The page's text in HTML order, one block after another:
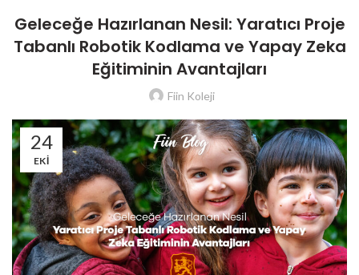
Geleceğe Hazırlanan Nesil: Yaratıcı Proje
Tabanlı Robotik Kodlama ve Yapay Zeka
Eğitiminin Avantajları
Fiin Koleji
24
EKI